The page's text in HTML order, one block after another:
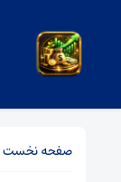
صفحه نخست